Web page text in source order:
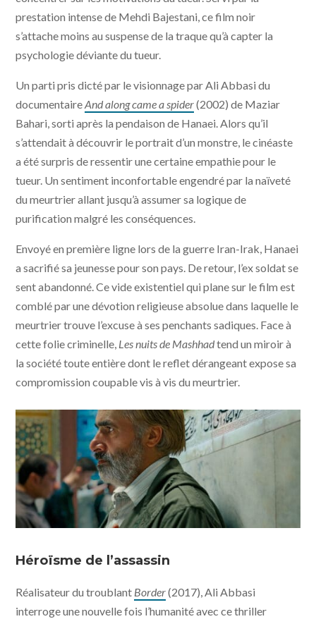
prestation intense de Mehdi Bajestani, ce film noir
s’attache moins au suspense de la traque qu’à capter la
psychologie déviante du tueur.
Un parti pris dicté par le visionnage par Ali Abbasi du
documentaireAnd along came a spider(2002) de Maziar
Bahari, sorti après la pendaison de Hanaei. Alors qu’il
s’attendait à découvrir le portrait d’un monstre, le cinéaste
a été surpris de ressentir une certaine empathie pour le
tueur. Un sentiment inconfortable engendré par la naïveté
du meurtrier allant jusqu’à assumer sa logique de
purification malgré les conséquences.
Envoyé en première ligne lors de la guerre Iran-Irak, Hanaei
a sacrifié sa jeunesse pour son pays. De retour, l’ex soldat se
sent abandonné. Ce vide existentiel qui plane sur le film est
comblé par une dévotion religieuse absolue dans laquelle le
meurtrier trouve l’excuse à ses penchants sadiques. Face à
cette folie criminelle, Les nuits de Mashhadtend un miroir à
la société toute entière dont le reflet dérangeant expose sa
compromission coupable vis à vis du meurtrier.
Films - Wild Bunch International - Metropolitan
Héroïsme de l’assassin
Réalisateur du troublant Border(2017), Ali Abbasi
interroge une nouvelle fois l’humanité avec ce thriller